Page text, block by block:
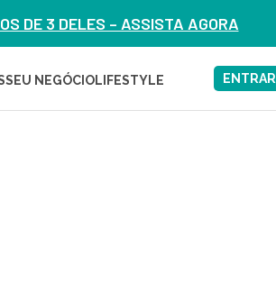
DE 3 DELES – ASSISTA AGORA
SEU NEGÓCIOLIFESTYLE ENTRAR